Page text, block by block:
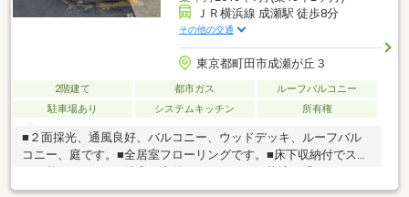
ＪＲ横浜線 成瀬駅 徒歩8分
その他の交通
東京都町田市成瀬が丘３
2階建て 都市ガス
ルーフバルコニー
駐車場あり
システムキッチン 所有権
■２面採光、通風良好、バルコニー、ウッドデッキ、ルーフバル
コニー、庭です。■全居室フローリングです。■床下収納付でスッ
す。成瀬駅から徒歩8分で通勤通学にはとても便利です。■２世帯